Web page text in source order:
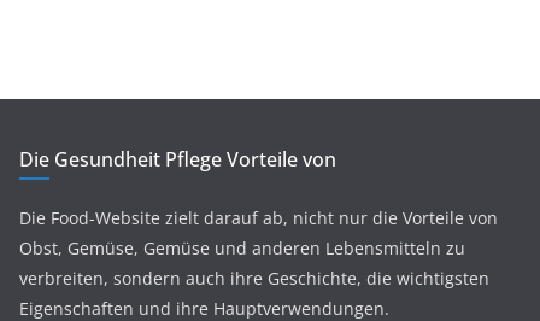
Die Gesundheit Pflege Vorteile von
Die Food-Website zielt darauf ab, nicht nur die Vorteile von
Obst, Gemüse, Gemüse und anderen Lebensmitteln zu
verbreiten, sondern auch ihre Geschichte, die wichtigsten
Eigenschaften und ihre Hauptverwendungen.